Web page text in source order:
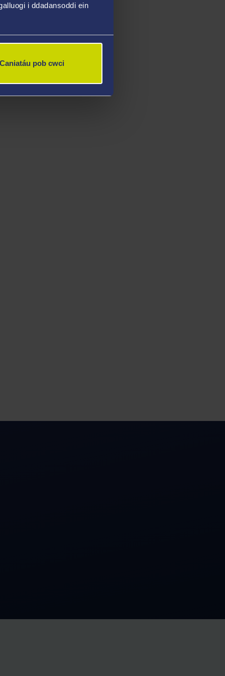
i ddadansoddi ein
Caniatáu pob cwci